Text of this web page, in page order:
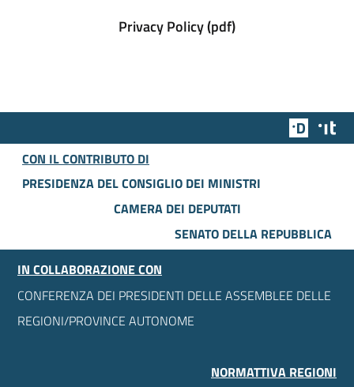
Privacy Policy (pdf)
Team
CON IL CONTRIBUTO DI
PRESIDENZA DEL CONSIGLIO DEI MINISTRI
CAMERA DEI DEPUTATI
SENATO DELLA REPUBBLICA
IN COLLABORAZIONE CON
CONFERENZA DEI PRESIDENTI DELLE ASSEMBLEE DELLE
REGIONI/PROVINCE AUTONOME
NORMATTIVA REGIONI